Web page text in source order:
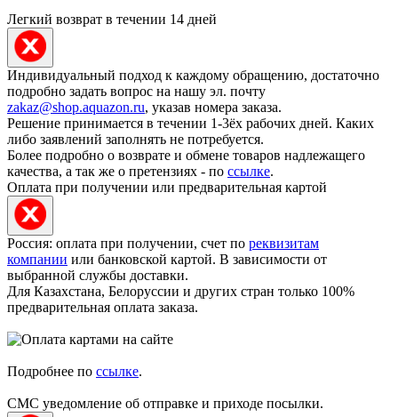
Легкий возврат в течении 14 дней
Индивидуальный подход к каждому обращению, достаточно
подробно задать вопрос на нашу эл. почту
zakaz@shop.aquazon.ru, указав номера заказа.
Решение принимается в течении 1-3ёх рабочих дней. Каких
либо заявлений заполнять не потребуется.
Более подробно о возврате и обмене товаров надлежащего
качества, а так же о претензиях - по ссылке.
Оплата при получении или предварительная картой
Россия: оплата при получении, счет по реквизитам
компании или банковской картой. В зависимости от
выбранной службы доставки.
Для Казахстана, Белоруссии и других стран только 100%
предварительная оплата заказа.
Подробнее по ссылке.
СМС уведомление об отправке и приходе посылки.